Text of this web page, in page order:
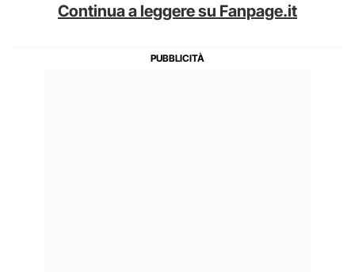
Continua a leggere su Fanpage.it